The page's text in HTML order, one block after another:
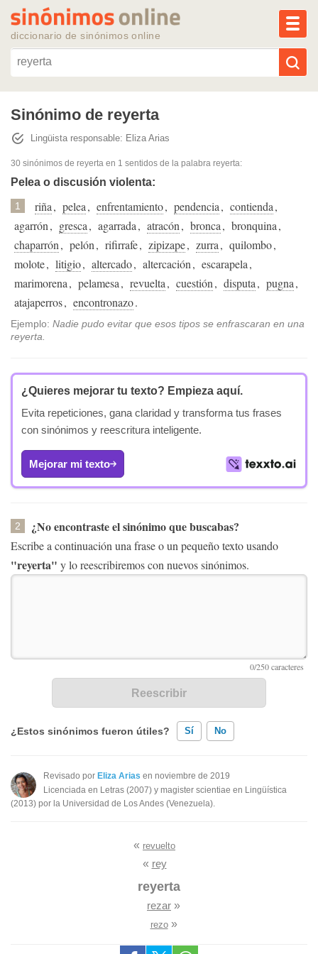
diccionario de sinónimos online
Reescribir texto con IA
Sinónimos populares
Temas populares
Temas recientes
Sinónimo de reyerta
Lingüista responsable: Eliza Arias
30 sinónimos de reyerta en 1 sentidos de la palabra reyerta:
Pelea o discusión violenta:
1 riña, pelea, enfrentamiento, pendencia, contienda,
agarrón, gresca, agarrada, atracón, bronca, bronquina,
chaparrón, pelón, rifirrafe, zipizape, zurra, quilombo,
molote, litigio, altercado, altercación, escarapela,
marimorena, pelamesa, revuelta, cuestión, disputa, pugna,
atajaperros, encontronazo.
Ejemplo: Nadie pudo evitar que esos tipos se enfrascaran en una
reyerta.
¿Quieres mejorar tu texto? Empieza aquí.
Evita repeticiones, gana claridad y transforma tus frases
con sinónimos y reescritura inteligente.
Mejorar mi texto
2 ¿No encontraste el sinónimo que buscabas?
Escribe a continuación una frase o un pequeño texto usando
"reyerta" y lo reescribiremos con nuevos sinónimos.
¿Estos sinónimos fueron útiles? Sí No
Existen sinónimos incorrectos
Ninguno de los sinónimos presentados me ayudó
Revisado por Eliza Arias en noviembre de 2019
Licenciada en Letras (2007) y magister scientiae en Lingüística
(2013) por la Universidad de Los Andes (Venezuela).
« revuelto
« rey
reyerta
rezar »
rezo»